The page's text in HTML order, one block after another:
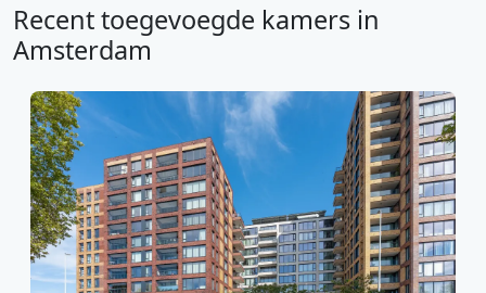
Recent toegevoegde kamers in
Amsterdam